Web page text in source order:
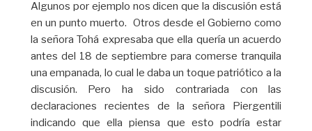
Algunos por ejemplo nos dicen que la discusión está
en un punto muerto. Otros desde el Gobierno como
la señora Tohá expresaba que ella quería un acuerdo
antes del 18 de septiembre para comerse tranquila
una empanada, lo cual le daba un toque patriótico a la
discusión. Pero ha sido contrariada con las
declaraciones recientes de la señora Piergentili
indicando que ella piensa que esto podría estar